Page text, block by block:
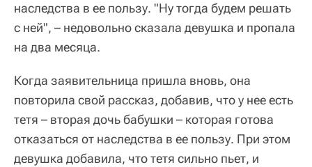
наследства в ее пользу. "Ну тогда будем решать
с ней", – недовольно сказала девушка и пропала
на два месяца.
Когда заявительница пришла вновь, она
повторила свой рассказ, добавив, что у нее есть
тетя – вторая дочь бабушки – которая готова
отказаться от наследства в ее пользу. При этом
девушка добавила, что тетя сильно пьет, и